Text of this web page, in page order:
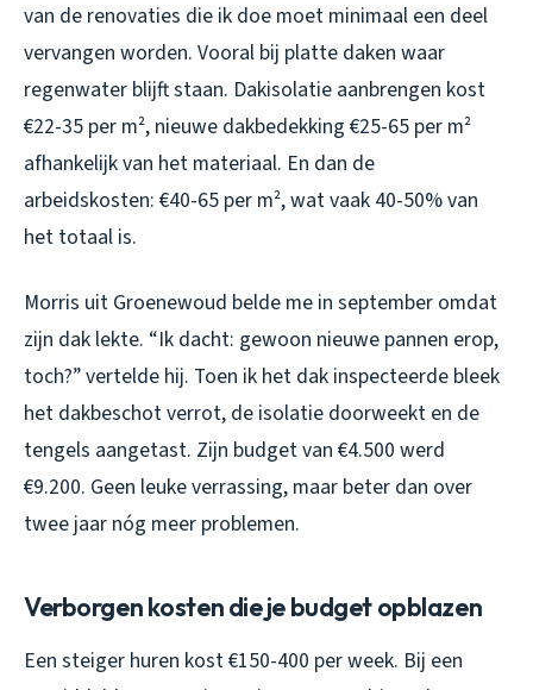
van de renovaties die ik doe moet minimaal een deel
vervangen worden. Vooral bij platte daken waar
regenwater blijft staan. Dakisolatie aanbrengen kost
€22-35 per m², nieuwe dakbedekking €25-65 per m²
afhankelijk van het materiaal. En dan de
arbeidskosten: €40-65 per m², wat vaak 40-50% van
het totaal is.
Morris uit Groenewoud belde me in september omdat
zijn dak lekte. “Ik dacht: gewoon nieuwe pannen erop,
toch?” vertelde hij. Toen ik het dak inspecteerde bleek
het dakbeschot verrot, de isolatie doorweekt en de
tengels aangetast. Zijn budget van €4.500 werd
€9.200. Geen leuke verrassing, maar beter dan over
twee jaar nóg meer problemen.
Verborgen kosten die je budget opblazen
Een steiger huren kost €150-400 per week. Bij een